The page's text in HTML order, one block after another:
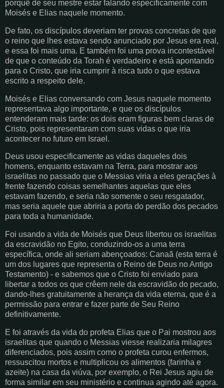
porquê de seu mestre estar falando especificamente com
Moisés e Elias naquele momento.
De fato, os discípulos deveriam ter provas concretas de que
o reino que lhes estava sendo anunciado por Jesus era real,
e essa foi mais uma. E também foi uma prova incontestável
de que o conteúdo da Torah é verdadeiro e está apontando
para o Cristo, que iria cumprir à risca tudo o que estava
escrito a respeito dele.
Moisés e Elias conversando com Jesus naquele momento
representava algo importante, e que os discípulos
entenderam mais tarde: os dois eram figuras bem claras de
Cristo, pois representaram com suas vidas o que iria
acontecer no futuro em Israel.
Deus usou especificamente as vidas daqueles dois
homens, enquanto estavam na Terra, para mostrar aos
israelitas no passado que o Messias viria a eles gerações à
frente fazendo coisas semelhantes aquelas que eles
estavam fazendo, e seria não somente o seu resgatador,
mas seria aquele que abriria a porta do perdão dos pecados
para toda a humanidade.
Foi usando a vida de Moisés que Deus libertou os israelitas
da escravidão no Egito, conduzindo-os a uma terra
específica, onde ali seriam abençoados: Canaã (esta terra é
um dos lugares que representa o Reino de Deus no Antigo
Testamento) - e sabemos que o Cristo foi enviado para
libertar a todos os que crêem nele da escravidão do pecado,
dando-lhes gratuitamente a herança da vida eterna, que é a
permissão para entrar e fazer parte de Seu Reino
definitivamente.
E foi através da vida do profeta Elias que o Pai mostrou aos
israelitas que quando o Messias viesse realizaria milagres
diferenciados, pois assim como o profeta curou enfermos,
ressuscitou mortos e multiplicou os alimentos (farinha e
azeite) na casa da viúva, por exemplo, o Rei Jesus agiu de
forma similar em seu ministério e continua agindo até agora.